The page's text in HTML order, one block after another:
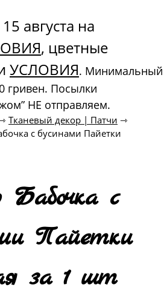
августа на
, цветные
УСЛОВИЯ. Минимальный
гривен. Посылки
НЕ отправляем.
Тканевый декор | Патчи ⇾
с бусинами Пайетки
Бабочка с
Пайетки
за 1 шт